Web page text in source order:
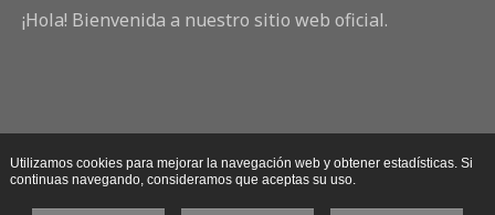
¡Hola! Bienvenida a nuestro sitio web oficial.
Utilizamos cookies para mejorar la navegación web y obtener estadísticas. Si
continuas navegando, consideramos que aceptas su uso.